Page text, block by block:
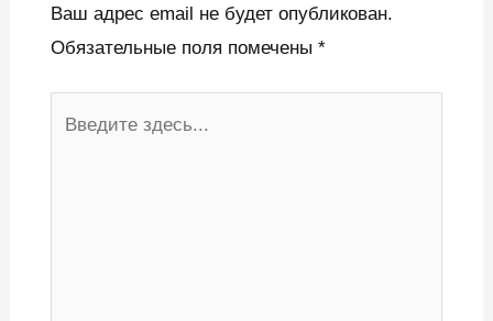
Ваш адрес email не будет опубликован.
Обязательные поля помечены *